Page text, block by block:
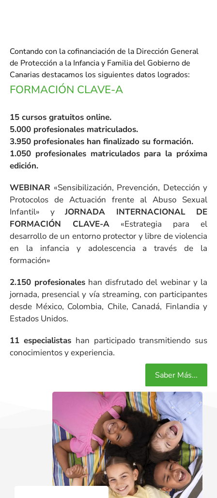
Contando con la cofinanciación de la Dirección General
de Protección a la Infancia y Familia del Gobierno de
Canarias destacamos los siguientes datos logrados:
FORMACIÓN CLAVE-A
15 cursos gratuitos online.
5.000 profesionales matriculados.
3.950 profesionales han finalizado su formación.
1.050 profesionales matriculados para la próxima
edición.
WEBINAR «Sensibilización, Prevención, Detección y
Protocolos de Actuación frente al Abuso Sexual
Infantil» y JORNADA INTERNACIONAL DE
FORMACIÓN CLAVE-A «Estrategia para el
desarrollo de un entorno protector y libre de violencia
en la infancia y adolescencia a través de la
formación»
2.150 profesionales han disfrutado del webinar y la
jornada, presencial y vía streaming, con participantes
desde México, Colombia, Chile, Canadá, Finlandia y
Estados Unidos.
11 especialistas han participado transmitiendo sus
conocimientos y experiencia.
Saber Más...